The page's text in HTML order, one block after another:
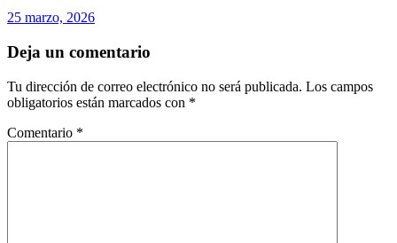
25 marzo, 2026
Deja un comentario
Tu dirección de correo electrónico no será publicada. Los campos
obligatorios están marcados con *
Comentario *